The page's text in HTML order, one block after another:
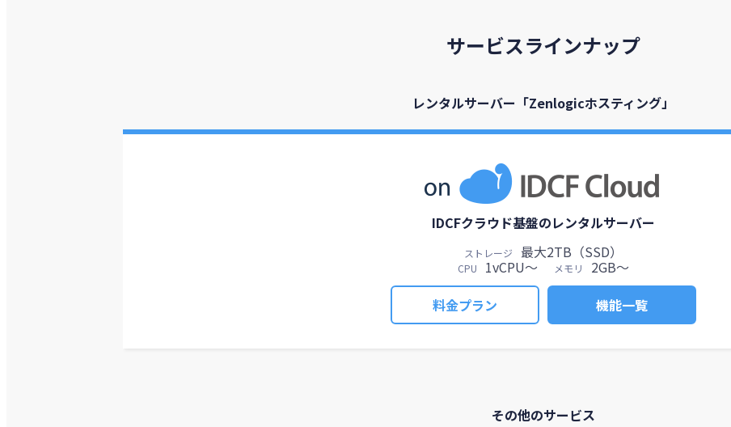
サービスラインナップ
レンタルサーバー「Zenlogicホスティング」
IDCFクラウド基盤のレンタルサーバー
ストレージ 最大2TB（SSD）
CPU 1vCPU～ メモリ
2GB～
料金プラン
機能一覧
その他のサービス